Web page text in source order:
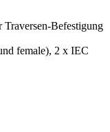
Befestigung
female), 2 x IEC